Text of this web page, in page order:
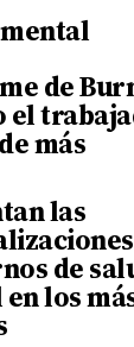
de
el
más
las
de
los